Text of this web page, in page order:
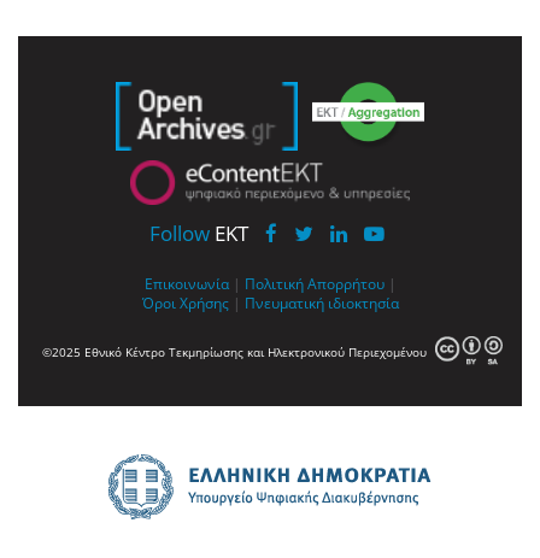
Follow EKT
Επικοινωνία | Πολιτική Απορρήτου |
Όροι Χρήσης | Πνευματική ιδιοκτησία
©2025 Εθνικό Κέντρο Τεκμηρίωσης και Ηλεκτρονικού Περιεχομένου